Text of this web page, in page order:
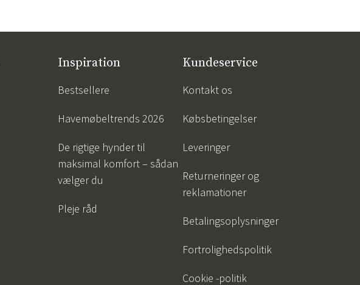
Inspiration
Bestsellere
Havemøbeltrends 2026
De rigtige hynder til
maksimal komfort – sådan
vælger du
Pleje råd
Kundeservice
Kontakt os
Købsbetingelser
Leveringer
Returneringer og
reklamationer
Betalingsoplysninger
Fortrolighedspolitik
Cookie -politik